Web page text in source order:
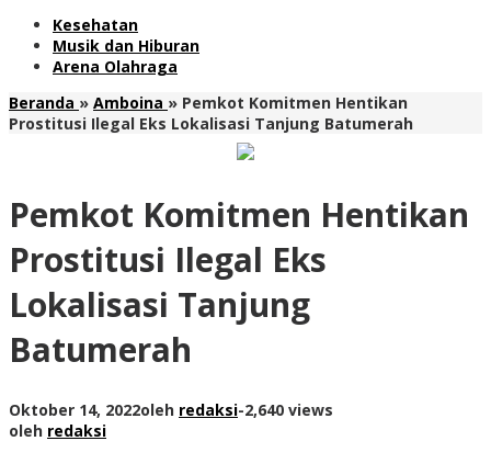
Kesehatan
Musik dan Hiburan
Arena Olahraga
Beranda » Amboina » Pemkot Komitmen Hentikan
Prostitusi Ilegal Eks Lokalisasi Tanjung Batumerah
Pemkot Komitmen Hentikan
Prostitusi Ilegal Eks
Lokalisasi Tanjung
Batumerah
Oktober 14, 2022oleh redaksi-2,640 views
oleh redaksi